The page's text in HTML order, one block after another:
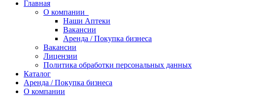
Главная
О компании
Наши Аптеки
Вакансии
Аренда / Покупка бизнеса
Вакансии
Лицензии
Политика обработки персональных данных
Каталог
Аренда / Покупка бизнеса
О компании